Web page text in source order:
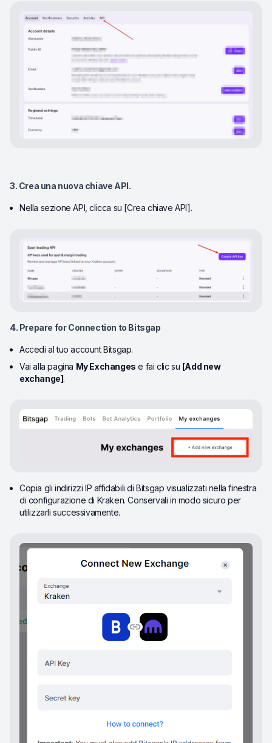
3. Crea una nuova chiave API.
Nella sezione API, clicca su [Crea chiave API].
4. Prepare for Connection to Bitsgap
Accedi al tuo account Bitsgap.
Vai alla pagina My Exchanges e fai clic su [Add new
exchange].
Copia gli indirizzi IP affidabili di Bitsgap visualizzati nella finestra
di configurazione di Kraken. Conservali in modo sicuro per
utilizzarli successivamente.